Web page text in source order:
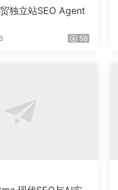
独立站SEO Agent
58